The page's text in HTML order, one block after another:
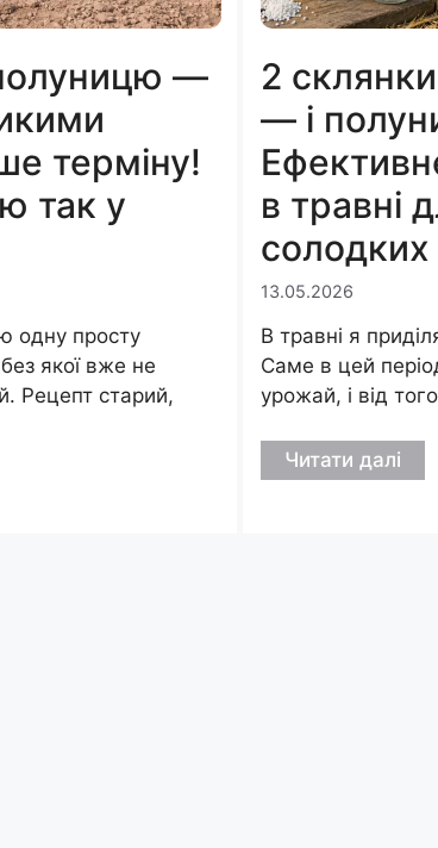
—
терміну!
так у
одну просту
якої вже не
Рецепт старий,
2
— і
в травні
солодких
13.05.2026
В травні я
Саме в цей
урожай, і від
Читати далі